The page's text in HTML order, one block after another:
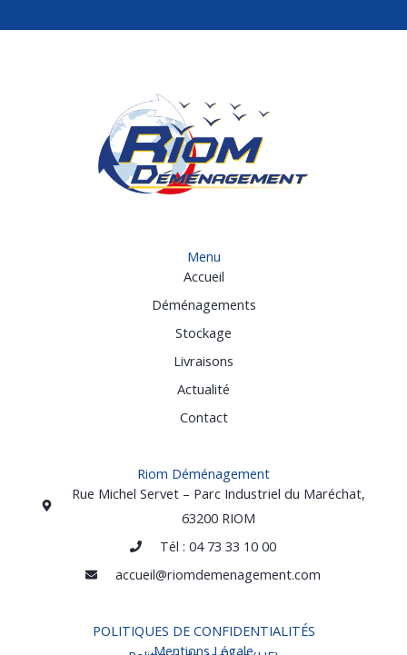
Menu
Accueil
Déménagements
Stockage
Livraisons
Actualité
Contact
Riom Déménagement
Rue Michel Servet – Parc Industriel du Maréchat,
63200 RIOM
Tél : 04 73 33 10 00
accueil@riomdemenagement.com
POLITIQUES DE CONFIDENTIALITÉS
Mentions Légale